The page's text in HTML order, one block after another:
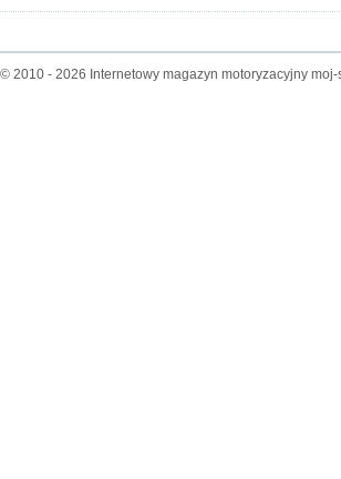
© 2010 - 2026 Internetowy magazyn motoryzacyjny moj-